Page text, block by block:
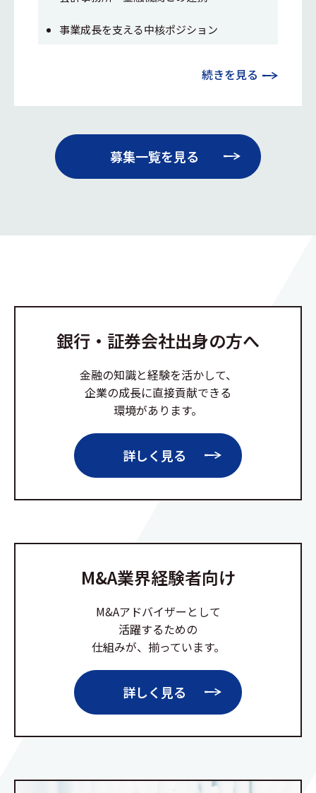
事業成長を支える中核ポジション
続きを見る
募集一覧を見る
銀行・証券会社出身の方へ
金融の知識と経験を活かして、
企業の成長に直接貢献できる
環境があります。
詳しく見る
M&A業界経験者向け
M&Aアドバイザーとして
活躍するための
仕組みが、揃っています。
詳しく見る